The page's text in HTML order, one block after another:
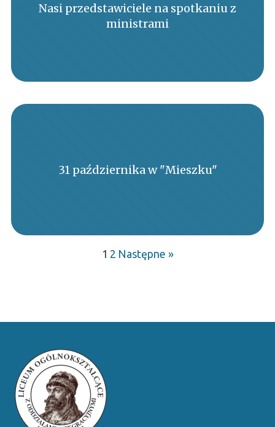
Nasi przedstawiciele na spotkaniu z
ministrami
31 października w "Mieszku"
1 2 Następne »